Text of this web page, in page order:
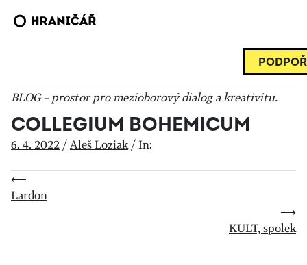
BLOG – prostor pro mezioborový dialog a kreativitu.
COLLEGIUM BOHEMICUM
6. 4. 2022 /Aleš Loziak /In:
⟵
Lardon
⟶
KULT, spolek